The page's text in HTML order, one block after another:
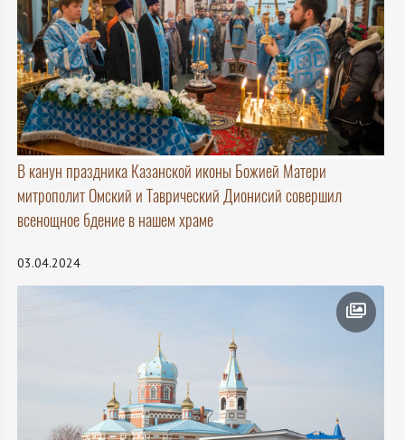
В канун праздника Казанской иконы Божией Матери
митрополит Омский и Таврический Дионисий совершил
всенощное бдение в нашем храме
03.04.2024